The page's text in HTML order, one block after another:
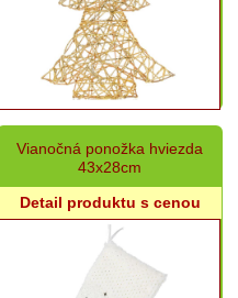
Vianočná ponožka hviezda
43x28cm
Detail produktu s cenou